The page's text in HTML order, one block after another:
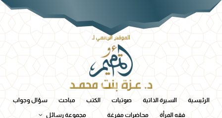
الرئيسية السيرة الذاتية صوتيات الكتب مباحث سؤال وجواب
فقه المرأة محاضرات مفرغة مجموعة رسائل